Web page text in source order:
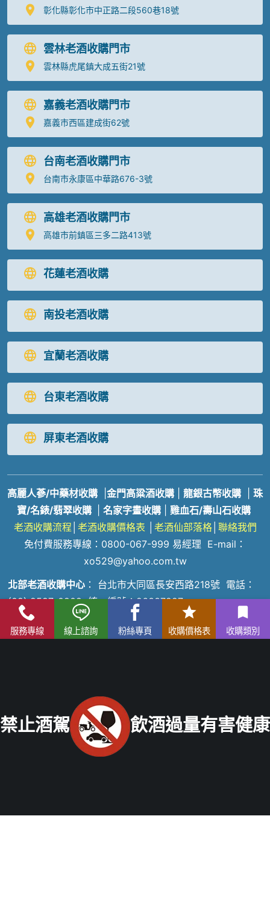
彰化縣彰化市中正路二段560巷18號
雲林老酒收購門市
雲林縣虎尾鎮大成五街21號
嘉義老酒收購門市
嘉義市西區建成街62號
台南老酒收購門市
台南市永康區中華路676-3號
高雄老酒收購門市
高雄市前鎮區三多二路413號
花蓮老酒收購
南投老酒收購
宜蘭老酒收購
台東老酒收購
屏東老酒收購
高麗人蔘/中藥材收購 金門高粱酒收購 龍銀古幣收購
珠
寶/名錶/翡翠收購
名家字畫收購| 雞血石/壽山石收購
老酒收購流程 老酒收購價格表 老酒仙部落格│ 聯絡我們
免付費服務專線： 0800-067-999 易經理 E-mail：
xo529@yahoo.com.tw
北部老酒收購中心 ：
台北市大同區長安西路218號 電話：
(02) 2597-0909統一編號：26337227
中部老酒收購中心： 台中市北區五權路219號 電話：04-
2202-1919
Copyright © 2021 老酒仙老酒收購中心
服務專線 線上諮詢 粉絲專頁 收購價格表 收購類別
禁止酒駕 飲酒過量有害健康